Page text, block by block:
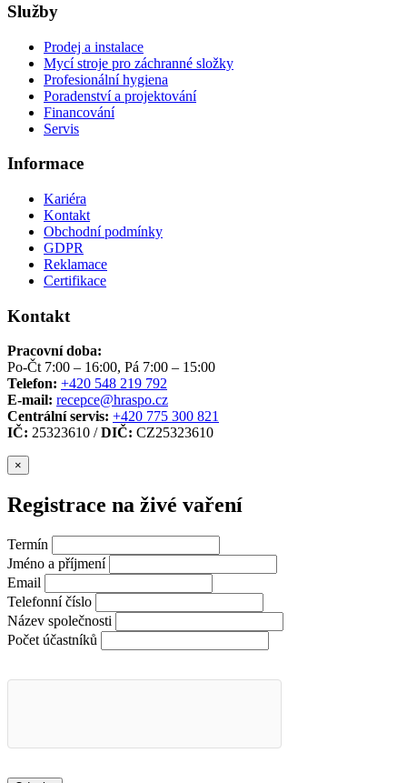
Služby
Prodej a instalace
Mycí stroje pro záchranné složky
Profesionální hygiena
Poradenství a projektování
Financování
Servis
Informace
Kariéra
Kontakt
Obchodní podmínky
GDPR
Reklamace
Certifikace
Kontakt
Pracovní doba:
Po-Čt 7:00 – 16:00, Pá 7:00 – 15:00
Telefon: +420 548 219 792
E-mail: recepce@hraspo.cz
Centrální servis: +420 775 300 821
IČ: 25323610 /DIČ: CZ25323610
×
Registrace na živé vaření
Termín
Jméno a příjmení
Email
Telefonní číslo
Název společnosti
Počet účastníků